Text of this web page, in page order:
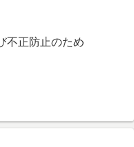
不正防止のため